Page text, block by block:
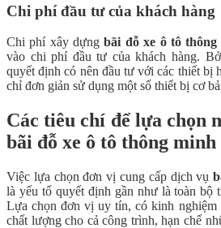
Chi phí đầu tư của khách hàng
Chi phí xây dựngbãi đỗ xe ô tô thông
vào chi phí đầu tư của khách hàng.
quyết định có nên đầu tư với các thiết bị
chỉ đơn giản sử dụng một số thiết bị cơ
Các tiêu chí để lựa chọn
bãi đỗ xe ô tô thông
Việc lựa chọn đơn vị cung cấp dịch vụ
là yếu tố quyết định gần như là toàn bộ
Lựa chọn đơn vị uy tín, có kinh nghiệm
chất lượng cho cả công trình, hạn chế